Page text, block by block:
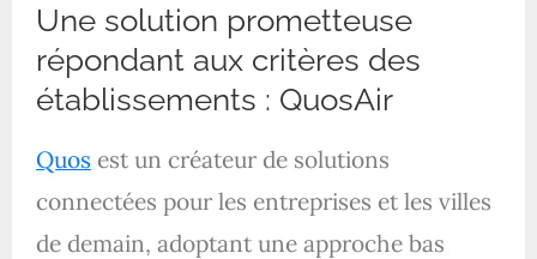
Une solution prometteuse
répondant aux critères des
établissements : QuosAir
Quos est un créateur de solutions
connectées pour les entreprises et les villes
de demain, adoptant une approche bas